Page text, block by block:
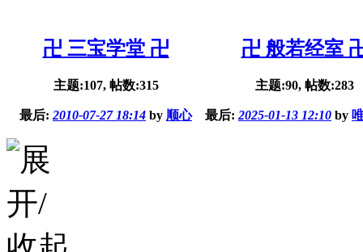
卍 三宝学堂 卍
主题:107, 帖数:315
最后: 2010-07-27 18:14 by 顺心
卍 般若经室
主题:90, 帖数:283
最后: 2025-01-13 12:10 by